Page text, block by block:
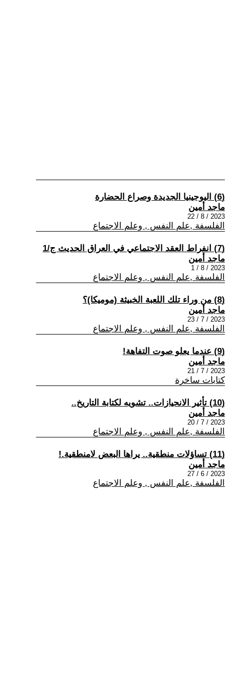
(6) اليوجينيا الجديدة وصراع الحضارة
ماجد أمين
2023 / 8 / 22
الفلسفة ,علم النفس , وعلم الاجتماع
(7) انفراط العقد الاجتماعي في العراق الحديث ج/1
ماجد أمين
2023 / 8 / 1
الفلسفة ,علم النفس , وعلم الاجتماع
(8) من وراء تلك اللعبة الخبيثة (موميكا)؟
ماجد أمين
2023 / 7 / 23
الفلسفة ,علم النفس , وعلم الاجتماع
(9) عندما يعلو صوت التفاهة!
ماجد أمين
2023 / 7 / 21
كتابات ساخرة
(10) تأثير الانحيازات.. تشويه لكتابة التاريخ..
ماجد أمين
2023 / 7 / 20
الفلسفة ,علم النفس , وعلم الاجتماع
(11) تساؤلات منطقية.. يراها البعض لامنطقية.!
ماجد أمين
2023 / 6 / 27
الفلسفة ,علم النفس , وعلم الاجتماع